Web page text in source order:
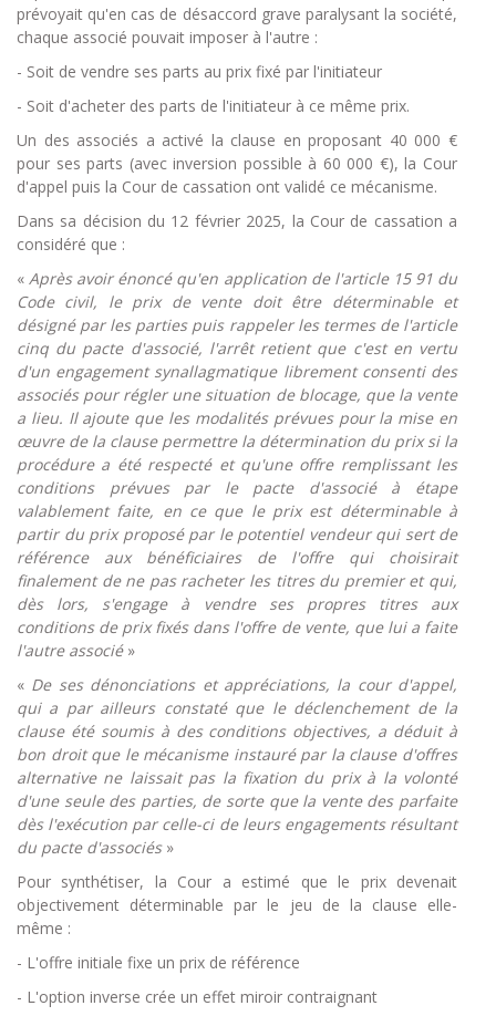
prévoyait qu'en cas de désaccord grave paralysant la société,
chaque associé pouvait imposer à l'autre :
- Soit de vendre ses parts au prix fixé par l'initiateur
- Soit d'acheter des parts de l'initiateur à ce même prix.
Un des associés a activé la clause en proposant 40 000 €
pour ses parts (avec inversion possible à 60 000 €), la Cour
d'appel puis la Cour de cassation ont validé ce mécanisme.
Dans sa décision du 12 février 2025, la Cour de cassation a
considéré que :
«Après avoir énoncé qu'en application de l'article 15 91 du
Code civil, le prix de vente doit être déterminable et
désigné par les parties puis rappeler les termes de l'article
cinq du pacte d'associé, l'arrêt retient que c'est en vertu
d'un engagement synallagmatique librement consenti des
associés pour régler une situation de blocage, que la vente
a lieu. Il ajoute que les modalités prévues pour la mise en
œuvre de la clause permettre la détermination du prix si la
procédure a été respecté et qu'une offre remplissant les
conditions prévues par le pacte d'associé à étape
valablement faite, en ce que le prix est déterminable à
partir du prix proposé par le potentiel vendeur qui sert de
référence aux bénéficiaires de l'offre qui choisirait
finalement de ne pas racheter les titres du premier et qui,
dès lors, s'engage à vendre ses propres titres aux
conditions de prix fixés dans l'offre de vente, que lui a faite
l'autre associé»
« De ses dénonciations et appréciations, la cour d'appel,
qui a par ailleurs constaté que le déclenchement de la
clause été soumis à des conditions objectives, a déduit à
bon droit que le mécanisme instauré par la clause d'offres
alternative ne laissait pas la fixation du prix à la volonté
d'une seule des parties, de sorte que la vente des parfaite
dès l'exécution par celle-ci de leurs engagements résultant
du pacte d'associés»
Pour synthétiser, la Cour a estimé que le prix devenait
objectivement déterminable par le jeu de la clause elle-
même :
- L'offre initiale fixe un prix de référence
- L'option inverse crée un effet miroir contraignant